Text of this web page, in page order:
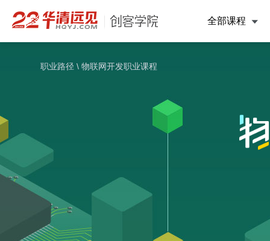
全部课程
职业路径 \ 物联网开发职业课程